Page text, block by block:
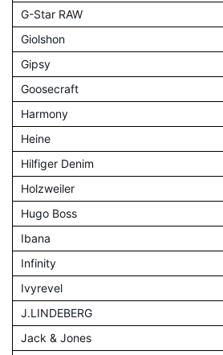
G-Star RAW
Giolshon
Gipsy
Goosecraft
Harmony
Heine
Hilfiger Denim
Holzweiler
Hugo Boss
Ibana
Infinity
Ivyrevel
J.LINDEBERG
Jack & Jones